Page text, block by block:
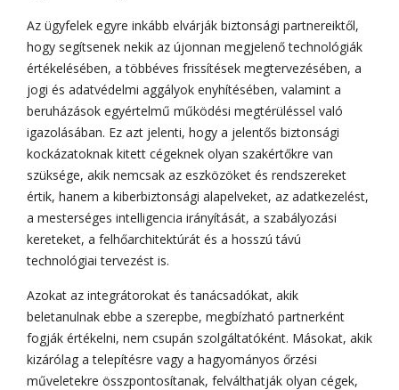
Az ügyfelek egyre inkább elvárják biztonsági partnereiktől,
hogy segítsenek nekik az újonnan megjelenő technológiák
értékelésében, a többéves frissítések megtervezésében, a
jogi és adatvédelmi aggályok enyhítésében, valamint a
beruházások egyértelmű működési megtérüléssel való
igazolásában. Ez azt jelenti, hogy a jelentős biztonsági
kockázatoknak kitett cégeknek olyan szakértőkre van
szüksége, akik nemcsak az eszközöket és rendszereket
értik, hanem a kiberbiztonsági alapelveket, az adatkezelést,
a mesterséges intelligencia irányítását, a szabályozási
kereteket, a felhőarchitektúrát és a hosszú távú
technológiai tervezést is.
Azokat az integrátorokat és tanácsadókat, akik
beletanulnak ebbe a szerepbe, megbízható partnerként
fogják értékelni, nem csupán szolgáltatóként. Másokat, akik
kizárólag a telepítésre vagy a hagyományos őrzési
műveletekre összpontosítanak, felválthatják olyan cégek,